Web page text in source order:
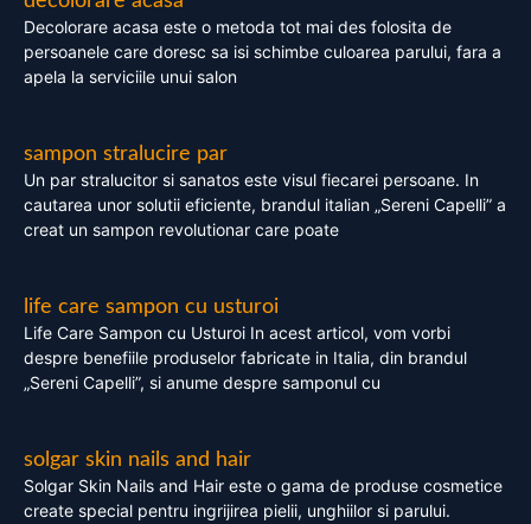
Decolorare acasa este o metoda tot mai des folosita de
persoanele care doresc sa isi schimbe culoarea parului, fara a
apela la serviciile unui salon
sampon stralucire par
Un par stralucitor si sanatos este visul fiecarei persoane. In
cautarea unor solutii eficiente, brandul italian „Sereni Capelli” a
creat un sampon revolutionar care poate
life care sampon cu usturoi
Life Care Sampon cu Usturoi In acest articol, vom vorbi
despre benefiile produselor fabricate in Italia, din brandul
„Sereni Capelli”, si anume despre samponul cu
solgar skin nails and hair
Solgar Skin Nails and Hair este o gama de produse cosmetice
create special pentru ingrijirea pielii, unghiilor si parului.